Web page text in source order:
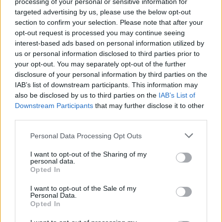
targeted advertising by us, please use the below opt-out
section to confirm your selection. Please note that after your
opt-out request is processed you may continue seeing
interest-based ads based on personal information utilized by
us or personal information disclosed to third parties prior to
your opt-out. You may separately opt-out of the further
disclosure of your personal information by third parties on the
IAB’s list of downstream participants. This information may
also be disclosed by us to third parties on the IAB’s List of
Downstream Participants that may further disclose it to other
Personal Data Processing Opt Outs
I want to opt-out of the Sharing of my
personal data.
Opted In
I want to opt-out of the Sale of my
Personal Data.
Opted In
A tervezet még nem fogadták el, de hamarosan döntés születhet róla,
ugyanis pontot kell tenni az átalakítások végére, ugyanis egyre
közelebb a szeptemberi iskolakezdés.
felvételi
középiskola
szakiskolai képzés
közismereti tárgyak szakiskola
szakiskolai képzés változás
szakgimnázium
szakiskolák
Több mint kétszer annyi diák jutott be a
felsőoktatásba, mint ahány kollégiumi férőhely